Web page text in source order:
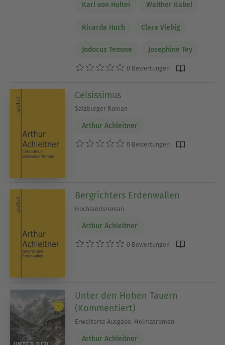
Karl von Holtei Walther Kabel
Ricarda Huch Clara Viebig
Jodocus Temme Josephine Tey
0 Bewertungen
Celsissimus
Salzburger Roman
Arthur Achleitner
0 Bewertungen
Bergrichters Erdenwallen
Hochlandsroman
Arthur Achleitner
0 Bewertungen
Unter den Hohen Tauern
(Kommentiert)
Erweiterte Ausgabe. Heimatroman
Arthur Achleitner